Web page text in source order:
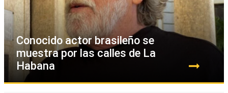
Conocido actor brasileño se
muestra por las calles de La
Habana